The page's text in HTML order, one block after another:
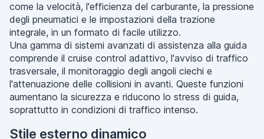
come la velocità, l'efficienza del carburante, la pressione
degli pneumatici e le impostazioni della trazione
integrale, in un formato di facile utilizzo.
Una gamma di sistemi avanzati di assistenza alla guida
comprende il cruise control adattivo, l'avviso di traffico
trasversale, il monitoraggio degli angoli ciechi e
l'attenuazione delle collisioni in avanti. Queste funzioni
aumentano la sicurezza e riducono lo stress di guida,
soprattutto in condizioni di traffico intenso.
Stile esterno dinamico